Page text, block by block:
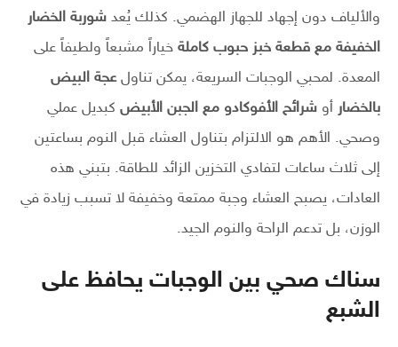
والألياف دون إجهاد للجهاز الهضمي. كذلك يُعد شوربة الخضار
الخفيفة مع قطعة خبز حبوب كاملة خياراً مشبعاً ولطيفاً على
المعدة. لمحبي الوجبات السريعة، يمكن تناولعجة البيض
بالخضار أو شرائح الأفوكادو مع الجبن الأبيض كبديل عملي
وصحي. الأهم هو الالتزام بتناول العشاء قبل النوم بساعتين
إلى ثلاث ساعات لتفادي التخزين الزائد للطاقة. بتبني هذه
العادات، يصبح العشاء وجبة ممتعة وخفيفة لا تسبب زيادة في
الوزن، بل تدعم الراحة والنوم الجيد.
سناك صحي بين الوجبات يحافظ على
الشبع